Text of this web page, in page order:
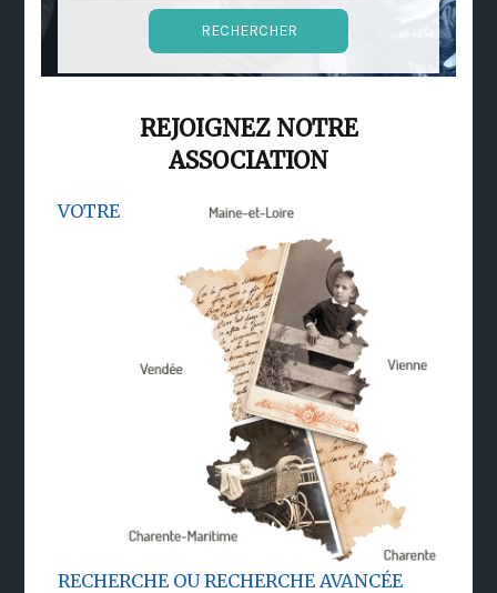
REJOIGNEZ NOTRE
ASSOCIATION
VOTRE
RECHERCHE OU RECHERCHE AVANCÉE